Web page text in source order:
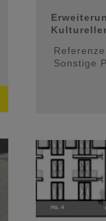
Sonstige